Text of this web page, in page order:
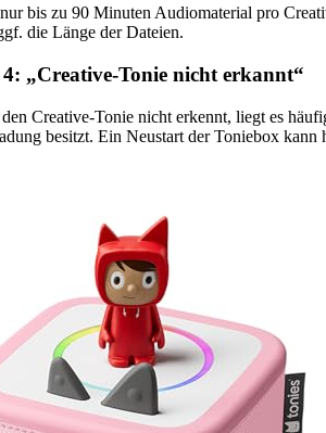
bis zu 90 Minuten Audiomaterial pro
die Länge der Dateien.
„Creative-Tonie nicht erkannt“
Creative-Tonie nicht erkennt, liegt es
besitzt. Ein Neustart der Toniebox kann